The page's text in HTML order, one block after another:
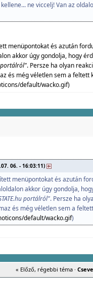
ne viccelj! Van az
menüpontokat és azután
akkor úgy gondolja, hogy
portálról". Persze ha olyan
és még véletlen sem a feltett
default/wacko.gif)
06. - 16:03:11)
menüpontokat és azután
akkor úgy gondolja,
portálról". Persze ha
és még véletlen sem a
default/wacko.gif)
« Előző, régebbi téma·